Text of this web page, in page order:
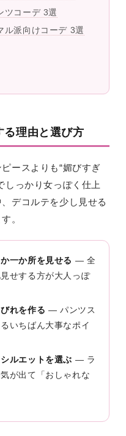
ツコーデ 3選
ル派向けコーデ 3選
る理由と選び方
ースよりも“媚びすぎ
しっかり女っぽく仕上
デコルテを少し見せる
。
一か所を見せる — 全
せする方が大人っぽ
れを作る — パンツス
いちばん大事なポイ
ルエットを選ぶ — ラ
が出て「おしゃれな